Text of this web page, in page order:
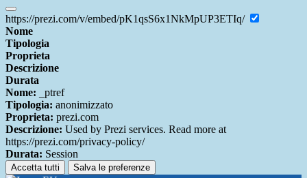
https://prezi.com/v/embed/pK1qsS6x1NkMpUP3ETIq/
Nome
Tipologia
Proprieta
Descrizione
Durata
Nome: _ptref
Tipologia: anonimizzato
Proprieta: prezi.com
Descrizione: Used by Prezi services. Read more at
https://prezi.com/privacy-policy/
Durata: Session
Accetta tutti Salva le preferenze